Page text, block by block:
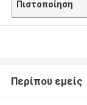
Πιστοποίηση
Περίπου εμείς